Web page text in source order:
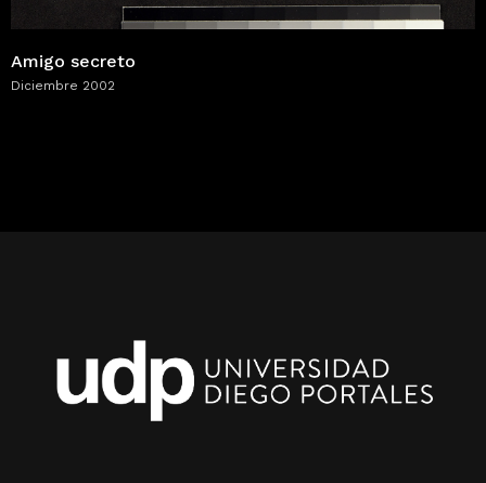
Amigo secreto
Diciembre 2002